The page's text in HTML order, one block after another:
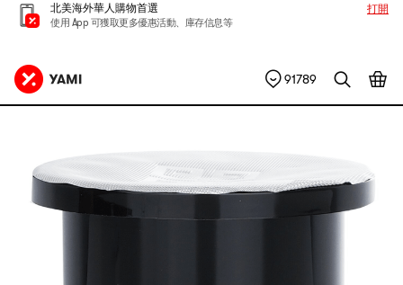
北美海外華人購物首選
使用 App 可獲取更多優惠活動、庫存信息等
打開
91789